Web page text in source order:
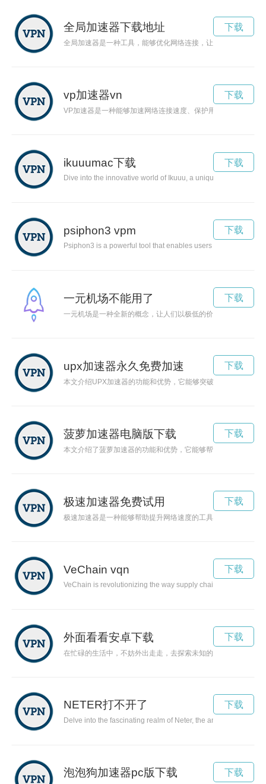
全局加速器下载地址
全局加速器是一种工具，能够优化网络连接，让你享受更快速
下载
vp加速器vn
VP加速器是一种能够加速网络连接速度、保护用户隐私信息的
下载
ikuuumac下载
Dive into the innovative world of Ikuuu, a unique social
下载
psiphon3 vpm
Psiphon3 is a powerful tool that enables users to bypass
下载
一元机场不能用了
一元机场是一种全新的概念，让人们以极低的价格体验到舒适
下载
upx加速器永久免费加速
本文介绍UPX加速器的功能和优势，它能够突破网络限制，为
下载
菠萝加速器电脑版下载
本文介绍了菠萝加速器的功能和优势，它能够帮助用户加速网络
下载
极速加速器免费试用
极速加速器是一种能够帮助提升网络速度的工具，能够有效缩
下载
VeChain vqn
VeChain is revolutionizing the way supply chains operate by
下载
外面看看安卓下载
在忙碌的生活中，不妨外出走走，去探索未知的领域，或许会
下载
NETER打不开了
Delve into the fascinating realm of Neter, the ancient
下载
泡泡狗加速器pc版下载 下载